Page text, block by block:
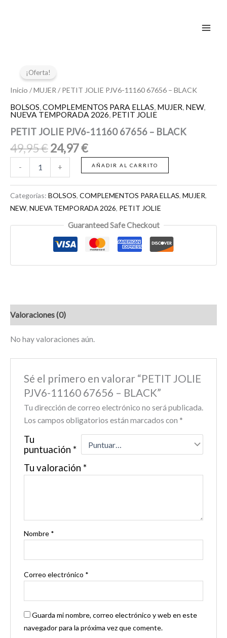
¡Oferta!
Inicio /MUJER / PETIT JOLIE PJV6-11160 67656 – BLACK
BOLSOS,COMPLEMENTOS PARA ELLAS, MUJER, NEW,
NUEVA TEMPORADA 2026, PETIT JOLIE
PETIT JOLIE PJV6-11160 67656 – BLACK
49,95€
original
49,95 €.
24,97€
actual
24,97 €.
-
JOLIE
PJV6-
11160
-
BLACK
cantidad
+ AÑADIR AL CARRITO
Categorías: BOLSOS, COMPLEMENTOS PARA ELLAS, MUJER,
NEW, NUEVA TEMPORADA 2026, PETIT JOLIE
Guaranteed Safe Checkout
Valoraciones (0)
No hay valoraciones aún.
Sé el primero en valorar “PETIT JOLIE
PJV6-11160 67656 – BLACK”
Tu dirección de correo electrónico no será publicada.
Los campos obligatorios están marcados con *
Tu
puntuación *
Tu valoración *
Nombre *
Correo electrónico *
Guarda mi nombre, correo electrónico y web en este
navegador para la próxima vez que comente.